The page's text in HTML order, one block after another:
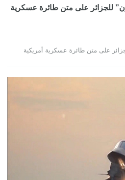
للجزائر على متن طائرة عسكرية